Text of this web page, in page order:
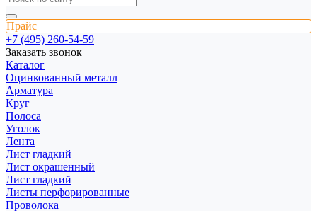
Прайс
+7 (495) 260-54-59
Заказать звонок
Каталог
Оцинкованный металл
Арматура
Круг
Полоса
Уголок
Лента
Лист гладкий
Лист окрашенный
Лист гладкий
Листы перфорированные
Проволока